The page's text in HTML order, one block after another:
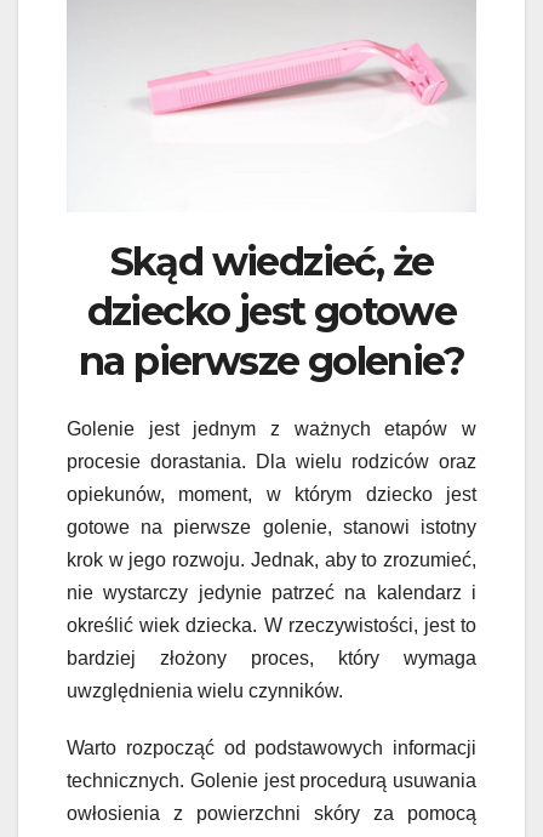
Skąd wiedzieć, że
dziecko jest gotowe
na pierwsze golenie?
Golenie jest jednym z ważnych etapów w
procesie dorastania. Dla wielu rodziców oraz
opiekunów, moment, w którym dziecko jest
gotowe na pierwsze golenie, stanowi istotny
krok w jego rozwoju. Jednak, aby to zrozumieć,
nie wystarczy jedynie patrzeć na kalendarz i
określić wiek dziecka. W rzeczywistości, jest to
bardziej złożony proces, który wymaga
uwzględnienia wielu czynników.
Warto rozpocząć od podstawowych informacji
technicznych. Golenie jest procedurą usuwania
owłosienia z powierzchni skóry za pomocą